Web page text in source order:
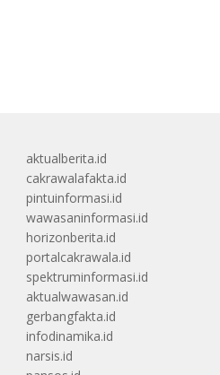
aktualberita.id
cakrawalafakta.id
pintuinformasi.id
wawasaninformasi.id
horizonberita.id
portalcakrawala.id
spektruminformasi.id
aktualwawasan.id
gerbangfakta.id
infodinamika.id
narsis.id